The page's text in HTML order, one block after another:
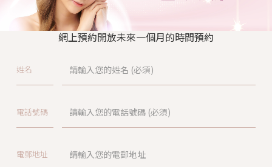
網上預約開放未來一個月的時間預約
姓名
電話號碼
電郵地址